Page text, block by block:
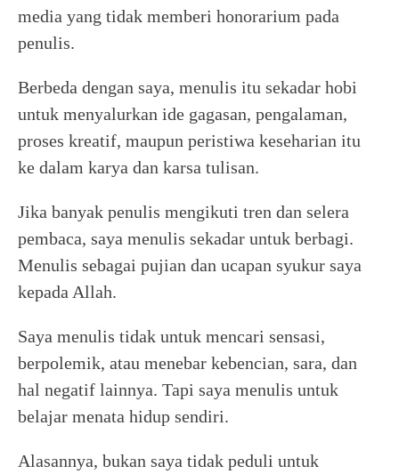
media yang tidak memberi honorarium pada
penulis.
Berbeda dengan saya, menulis itu sekadar hobi
untuk menyalurkan ide gagasan, pengalaman,
proses kreatif, maupun peristiwa keseharian itu
ke dalam karya dan karsa tulisan.
Jika banyak penulis mengikuti tren dan selera
pembaca, saya menulis sekadar untuk berbagi.
Menulis sebagai pujian dan ucapan syukur saya
kepada Allah.
Saya menulis tidak untuk mencari sensasi,
berpolemik, atau menebar kebencian, sara, dan
hal negatif lainnya. Tapi saya menulis untuk
belajar menata hidup sendiri.
Alasannya, bukan saya tidak peduli untuk